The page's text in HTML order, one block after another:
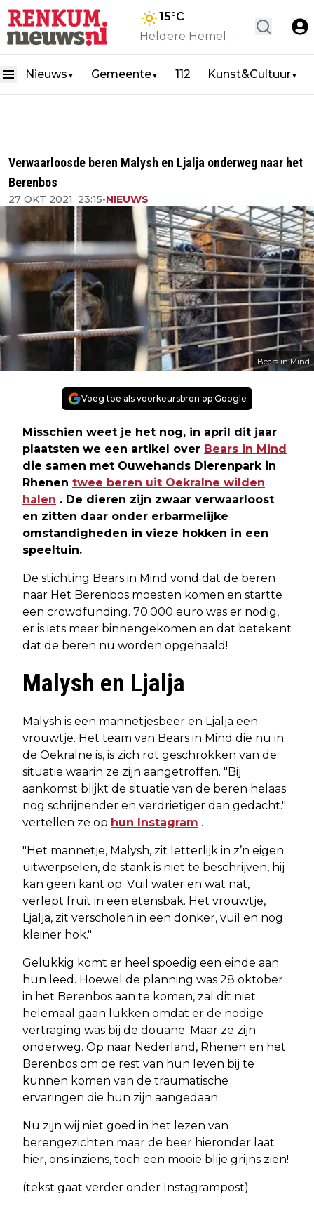
15°C
Heldere Hemel
Nieuws ▼ Gemeente▼ 112 Kunst&Cultuur▼
Verwaarloosde beren Malysh en Ljalja onderweg naar het
Berenbos
27 OKT 2021, 23:15•NIEUWS
Bears in Mind
Voeg toe als voorkeursbron op Google
Misschien weet je het nog, in april dit jaar
plaatsten we een artikel over Bears in Mind
die samen met Ouwehands Dierenpark in
Rhenen twee beren uit OekraIne wilden
halen . De dieren zijn zwaar verwaarloost
en zitten daar onder erbarmelijke
omstandigheden in vieze hokken in een
speeltuin.
De stichting Bears in Mind vond dat de beren
naar Het Berenbos moesten komen en startte
een crowdfunding. 70.000 euro was er nodig,
er is iets meer binnengekomen en dat betekent
dat de beren nu worden opgehaald!
Malysh en Ljalja
Malysh is een mannetjesbeer en Ljalja een
vrouwtje. Het team van Bears in Mind die nu in
de OekraIne is, is zich rot geschrokken van de
situatie waarin ze zijn aangetroffen. "Bij
aankomst blijkt de situatie van de beren helaas
nog schrijnender en verdrietiger dan gedacht."
vertellen ze op hun Instagram .
"Het mannetje, Malysh, zit letterlijk in z’n eigen
uitwerpselen, de stank is niet te beschrijven, hij
kan geen kant op. Vuil water en wat nat,
verlept fruit in een etensbak. Het vrouwtje,
Ljalja, zit verscholen in een donker, vuil en nog
kleiner hok."
Gelukkig komt er heel spoedig een einde aan
hun leed. Hoewel de planning was 28 oktober
in het Berenbos aan te komen, zal dit niet
helemaal gaan lukken omdat er de nodige
vertraging was bij de douane. Maar ze zijn
onderweg. Op naar Nederland, Rhenen en het
Berenbos om de rest van hun leven bij te
kunnen komen van de traumatische
ervaringen die hun zijn aangedaan.
Nu zijn wij niet goed in het lezen van
berengezichten maar de beer hieronder laat
hier, ons inziens, toch een mooie blije grijns zien!
(tekst gaat verder onder Instagrampost)